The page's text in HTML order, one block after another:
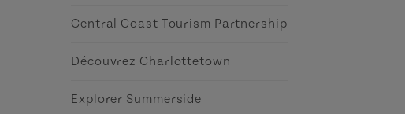
Central Coast Tourism Partnership
Découvrez Charlottetown
Explorer Summerside